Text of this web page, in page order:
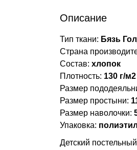
Описание
Тип ткани: Бязь
Страна
Состав:хлопок
Плотность: 130 г/м2
Размер
Размер простыни:
Размер наволочки:
Упаковка:
Детский